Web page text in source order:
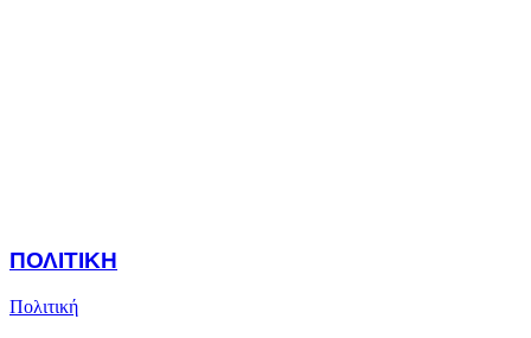
ΠΟΛΙΤΙΚΗ
Πολιτική